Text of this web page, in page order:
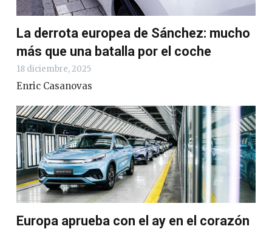
La derrota europea de Sánchez: mucho
más que una batalla por el coche
18 diciembre, 2025
Enric Casanovas
Europa aprueba con el ay en el corazón